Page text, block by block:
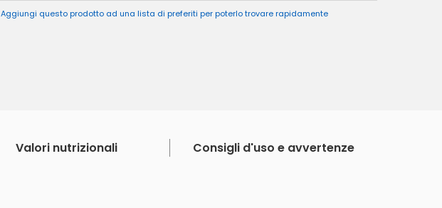
Aggiungi questo prodotto ad una lista di preferiti per poterlo trovare rapidamente
Valori nutrizionali Consigli d'uso e avvertenze